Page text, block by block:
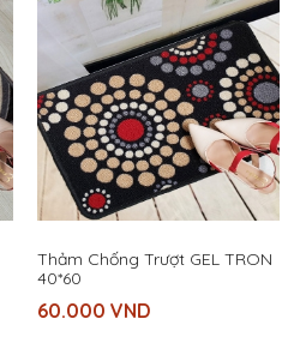
Thảm Chống Trượt GEL TRON
40*60
60.000 VND